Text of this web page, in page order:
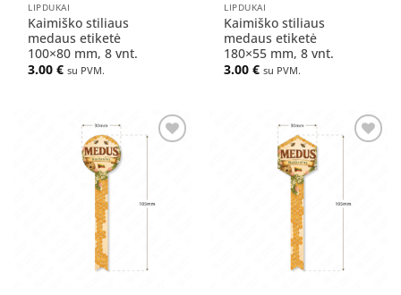
LIPDUKAI
Kaimiško stiliaus
medaus etiketė
100×80 mm, 8 vnt.
3.00€ su PVM.
LIPDUKAI
Kaimiško stiliaus
medaus etiketė
180×55 mm, 8 vnt.
3.00€ su PVM.